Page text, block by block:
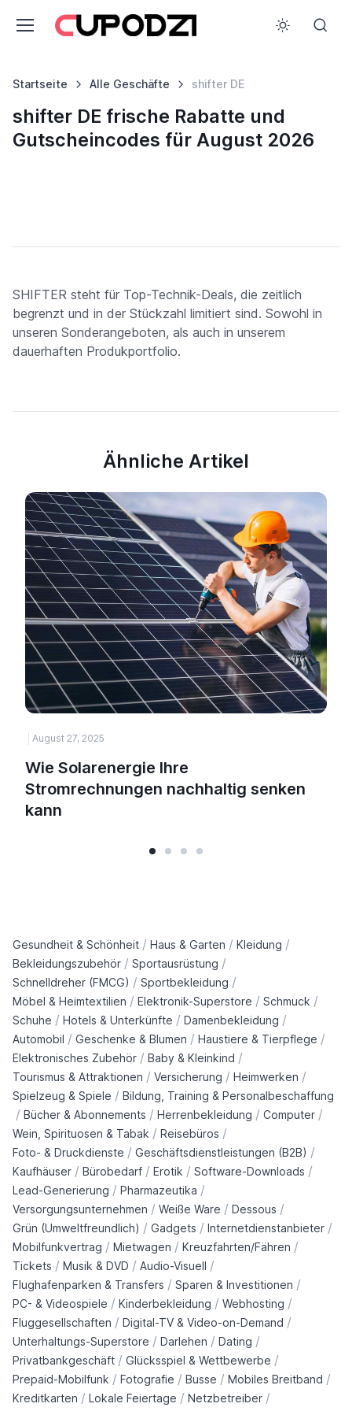
Startseite Alle Geschäfte shifter DE
shifter DE frische Rabatte und
Gutscheincodes für August 2026
SHIFTER steht für Top-Technik-Deals, die zeitlich
begrenzt und in der Stückzahl limitiert sind. Sowohl in
unseren Sonderangeboten, als auch in unserem
dauerhaften Produkportfolio.
Ähnliche Artikel
August 27, 2025
Wie Solarenergie Ihre
Stromrechnungen nachhaltig senken
kann
Gesundheit & Schönheit / Haus & Garten / Kleidung /
Bekleidungszubehör / Sportausrüstung /
Schnelldreher (FMCG) / Sportbekleidung /
Möbel & Heimtextilien / Elektronik-Superstore / Schmuck /
Schuhe / Hotels & Unterkünfte / Damenbekleidung /
Automobil / Geschenke & Blumen / Haustiere & Tierpflege /
Elektronisches Zubehör / Baby & Kleinkind /
Tourismus & Attraktionen / Versicherung / Heimwerken /
Spielzeug & Spiele / Bildung, Training & Personalbeschaffung
/ Bücher & Abonnements / Herrenbekleidung / Computer /
Wein, Spirituosen & Tabak / Reisebüros /
Foto- & Druckdienste / Geschäftsdienstleistungen (B2B) /
Kaufhäuser / Bürobedarf / Erotik / Software-Downloads /
Lead-Generierung / Pharmazeutika /
Versorgungsunternehmen / Weiße Ware / Dessous /
Grün (Umweltfreundlich) / Gadgets / Internetdienstanbieter /
Mobilfunkvertrag / Mietwagen / Kreuzfahrten/Fähren /
Tickets / Musik & DVD / Audio-Visuell /
Flughafenparken & Transfers / Sparen & Investitionen /
PC- & Videospiele / Kinderbekleidung / Webhosting /
Fluggesellschaften / Digital-TV & Video-on-Demand /
Unterhaltungs-Superstore / Darlehen / Dating /
Privatbankgeschäft / Glücksspiel & Wettbewerbe /
Prepaid-Mobilfunk / Fotografie / Busse / Mobiles Breitband /
Kreditkarten / Lokale Feiertage / Netzbetreiber /